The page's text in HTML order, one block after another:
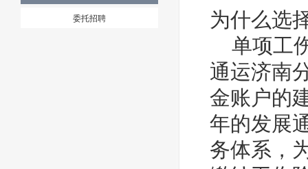
委托招聘
为什么选
单项工
通运济南
金账户的
年的发展
务体系，